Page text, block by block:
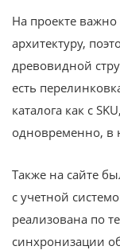
На проекте
архитектуру,
древовидной
есть
каталога как с
одновременно, в
Также на сайте
с учетной
реализована по
синхронизации